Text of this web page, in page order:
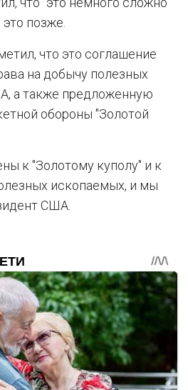
позже.
что это соглашение
на добычу полезных
а также предложенную
обороны "Золотой
к "Золотому куполу" и к
ископаемых, и мы
США.